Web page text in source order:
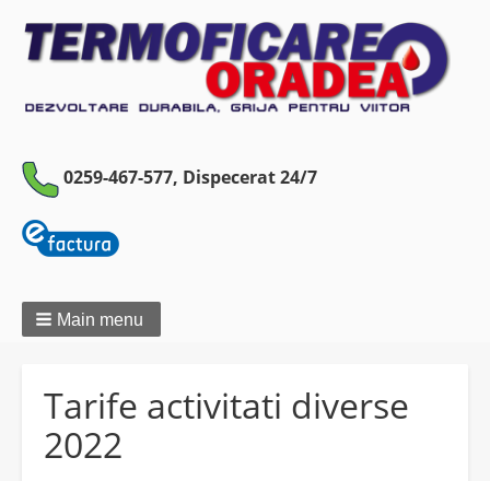
0259-467-577, Dispecerat 24/7
Main menu
Tarife activitati diverse
2022